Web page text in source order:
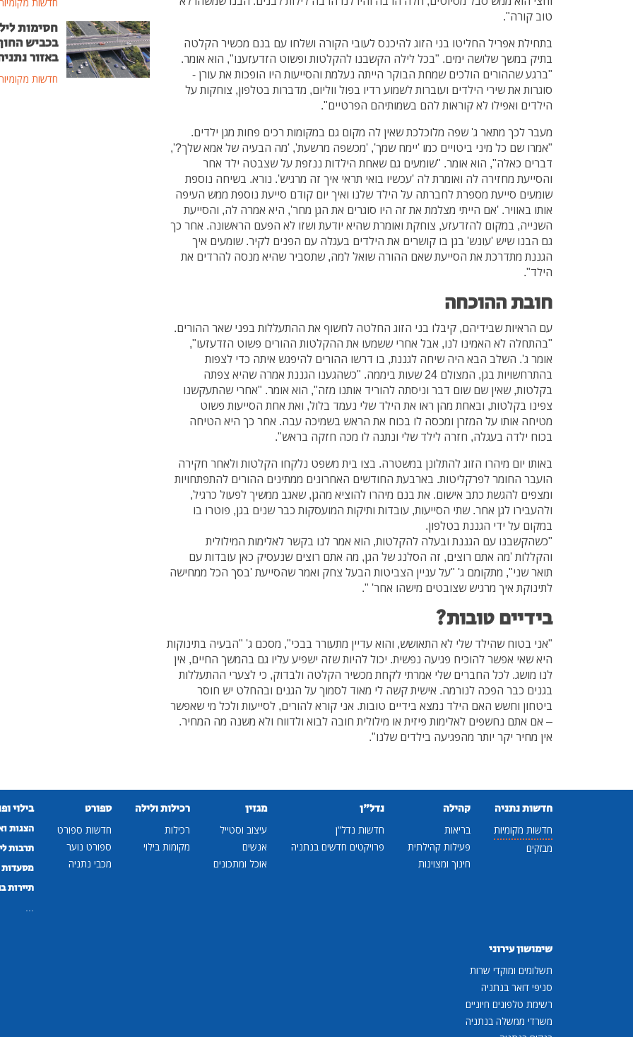
טוב קורה".
בתחילת אפריל החליטו בני הזוג להיכנס לעובי הקורה ושלחו עם בנם מכשיר הקלטה
בתיק במשך שלושה ימים. "בכל לילה הקשבנו להקלטות ופשוט הזדעזענו", הוא אומר.
"ברגע שההורים הולכים שמחת הבוקר הייתה נעלמת והסייעות היו הופכות את עורן -
סוגרות את שירי הילדים ועוברות לשמוע רדיו בפול ווליום, מדברות בטלפון, צוחקות על
הילדים ואפילו לא קוראות להם בשמותיהם הפרטיים".
מעבר לכך מתאר ג' שפה מלוכלכת שאין לה מקום גם במקומות רכים פחות מגן ילדים.
"אמרו שם כל מיני ביטויים כמו 'יימח שמך', 'מכשפה מרשעת', 'מה הבעיה של אמא שלך?',
דברים כאלה", הוא אומר. "שומעים גם שאחת הילדות ננזפת על שצבטה ילד אחר
והסייעת מחזירה לה ואומרת לה 'עכשיו בואי תראי איך זה מרגיש'. נורא. בשיחה נוספת
שומעים סייעת מספרת לחברתה על הילד שלנו ואיך יום קודם סייעת נוספת ממש העיפה
אותו באוויר. 'אם הייתי מצלמת את זה היו סוגרים את הגן מחר', היא אמרה לה, והסייעת
השנייה, במקום להזדעזע, צוחקת ואומרת שהיא יודעת ושזו לא הפעם הראשונה. אחר כך
גם הבנו שיש 'עונש' בגן בו קושרים את הילדים בעגלה עם הפנים לקיר. שומעים איך
הגננת מתדרכת את הסייעת שאם ההורה שואל למה, שתסביר שהיא מנסה להרדים את
הילד".
חובת ההוכחה
עם הראיות שבידיהם, קיבלו בני הזוג החלטה לחשוף את ההתעללות בפני שאר ההורים.
"בהתחלה לא האמינו לנו, אבל אחרי ששמעו את ההקלטות ההורים פשוט הזדעזעו",
אומר ג'. השלב הבא היה שיחה לגננת, בו דרשו ההורים להיפגש איתה כדי לצפות
בהתרחשויות בגן, המצולם 24 שעות ביממה. "כשהגענו הגננת אמרה שהיא צפתה
בקלטות, שאין שם שום דבר וניסתה להוריד אותנו מזה", הוא אומר. "אחרי שהתעקשנו
צפינו בקלטות, ובאחת מהן ראו את הילד שלי נעמד בלול, ואת אחת הסייעות פשוט
מטיחה אותו על המזרן ומכסה לו בכוח את הראש בשמיכה עבה. אחר כך היא הטיחה
בכוח ילדה בעגלה, חזרה לילד שלי ונתנה לו מכה חזקה בראש".
באותו יום מיהרו הזוג להתלונן במשטרה. בצו בית משפט נלקחו הקלטות ולאחר חקירה
הועבר החומר לפרקליטות. בארבעת החודשים האחרונים ממתינים ההורים להתפתחויות
ומצפים להגשת כתב אישום. את בנם מיהרו להוציא מהגן, שאגב ממשיך לפעול כרגיל,
ולהעבירו לגן אחר. שתי הסייעות, עובדות ותיקות המועסקות כבר שנים בגן, פוטרו בו
במקום על ידי הגננת בטלפון.
"כשהקשבנו עם הגננת ובעלה להקלטות, הוא אמר לנו בקשר לאלימות המילולית
והקללות 'מה אתם רוצים, זה הסלנג של הגן, מה אתם רוצים שנעסיק כאן עובדות עם
תואר שני", מתקומם ג' "על עניין הצביטות הבעל צחק ואמר שהסייעת 'בסך הכל ממחישה
לתינוקת איך מרגיש שצובטים מישהו אחר' ".
בידיים טובות?
"אני בטוח שהילד שלי לא התאושש, והוא עדיין מתעורר בבכי", מסכם ג' "הבעיה בתינוקות
היא שאי אפשר להוכיח פגיעה נפשית. יכול להיות שזה ישפיע עליו גם בהמשך החיים, אין
לנו מושג. לכל החברים שלי אמרתי לקחת מכשיר הקלטה ולבדוק, כי לצערי ההתעללות
בגנים כבר הפכה לנורמה. אישית קשה לי מאוד לסמוך על הגנים ובהחלט יש חוסר
ביטחון וחשש האם הילד נמצא בידיים טובות. אני קורא להורים, לסייעות ולכל מי שאפשר
– אם אתם נחשפים לאלימות פיזית או מילולית חובה לבוא ולדווח ולא משנה מה המחיר.
אין מחיר יקר יותר מהפגיעה בילדים שלנו".
חסימות
בכביש
באזור
חדשות
חדשות נתניה
חדשות מקומיות
מבזקים
קהילה
בריאות
פעילות קהילתית
חינוך ומצוינות
נדל"ן
חדשות נדל"ן
פרויקטים חדשים בנתניה
מגזין
עיצוב וסטייל
אנשים
אוכל ומתכונים
רכילות ולילה
רכילות
מקומות בילוי
ספורט
חדשות ספורט
ספורט נוער
מכבי נתניה
בילוי
הצגות
תרבות
מסעדות
תיירות
שימושון עירוני
תשלומים ומוקדי שרות
סניפי דואר בנתניה
רשימת טלפונים חיוניים
משרדי ממשלה בנתניה